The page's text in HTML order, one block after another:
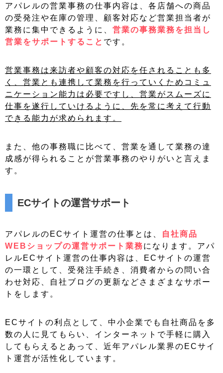
アパレルの営業事務の仕事内容は、各店舗への商品
の受発注や在庫の管理、顧客対応など営業担当者が
業務に集中できるように、 営業の事務業務を担当し
営業をサポートすること です。
営業事務は来訪者や顧客の対応を任されることも多
く、営業とも連携して業務を行っていくためコミュ
ニケーション能力は必要ですし、営業がスムーズに
仕事を遂行していけるように、先を常に考えて行動
できる能力が求められます。
また、他の事務職に比べて、営業を通して業務の達
成感が得られることが営業事務のやりがいと言えま
す。
ECサイトの運営サポート
アパレルのECサイト運営の仕事とは、
自社商品
WEBショップの運営サポート業務になります。アパ
レルECサイト運営の仕事内容は、ECサイトの運営
の一環として、受発注手続き、消費者からの問い合
わせ対応、自社ブログの更新などさまざまなサポー
トをします。
ECサイトの利点として、中小企業でも自社商品を多
数の人に見てもらい、インターネットで手軽に購入
してもらえるとあって、近年アパレル業界のECサイ
ト運営が活性化しています。